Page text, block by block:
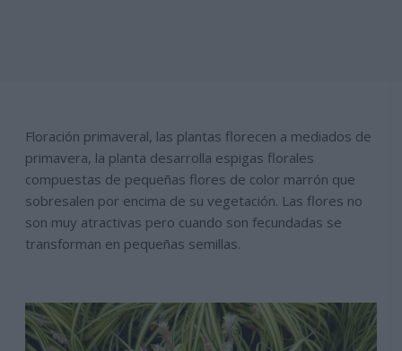
Floración primaveral, las plantas florecen a mediados de
primavera, la planta desarrolla espigas florales
compuestas de pequeñas flores de color marrón que
sobresalen por encima de su vegetación. Las flores no
son muy atractivas pero cuando son fecundadas se
transforman en pequeñas semillas.